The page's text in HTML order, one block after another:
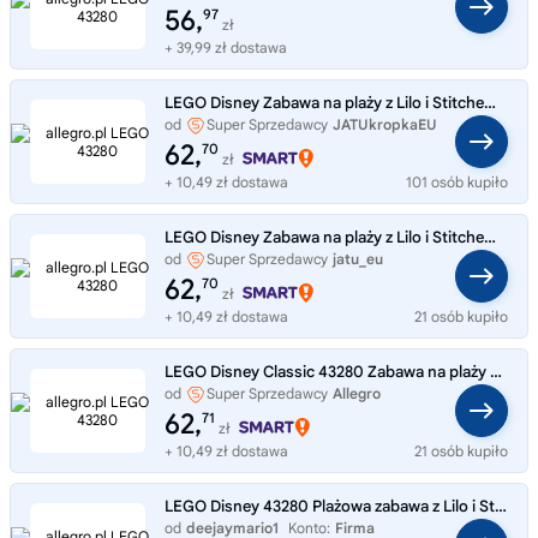
56,97
zł
+ 39,99 zł dostawa
LEGO Disney Zabawa na plaży z Lilo i Stitchem 43280
od Super Sprzedawcy JATUkropkaEU
62,70
zł
+ 10,49 zł dostawa
101 osób kupiło
LEGO Disney Zabawa na plaży z Lilo i Stitchem 43280
od Super Sprzedawcy jatu_eu
62,70
zł
+ 10,49 zł dostawa
21 osób kupiło
LEGO Disney Classic 43280 Zabawa na plaży z Lilo i Stitchem
od Super Sprzedawcy Allegro
62,71
zł
+ 10,49 zł dostawa
21 osób kupiło
LEGO Disney 43280 Plażowa zabawa z Lilo i Stitch
od deejaymario1 Konto: Firma